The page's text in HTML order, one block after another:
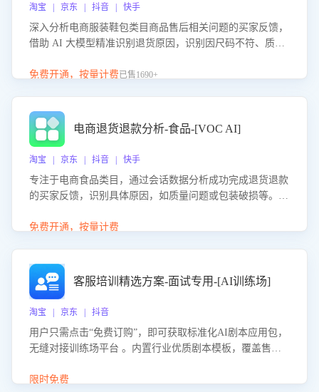
淘宝 | 京东 | 抖音 | 快手
深入分析电商服装鞋包类目商品售后相关问题的买家反馈，
借助 AI 大模型精准识别退货原因，识别因尺码不符、质量
议，助力商家优化产品或服务，实现销售额的显著提升。
免费开通，按量计费已售1690+
电商退货退款分析-食品-[VOC AI]
淘宝 | 京东 | 抖音 | 快手
专注于电商食品类目，通过会话数据分析成功完成退货退款
的买家反馈，识别具体原因，如质量问题或包装破损等。结
商家降低退款率，提升售后效率。
免费开通，按量计费
客服培训精选方案-面试专用-[AI训练场]
淘宝 | 京东 | 抖音
用户只需点击“免费订购”，即可获取标准化AI剧本应用包，
无缝对接训练场平台 。内置行业优质剧本模板，覆盖售前
初始化时间，助力企业快速启动智能客服训练
限时免费